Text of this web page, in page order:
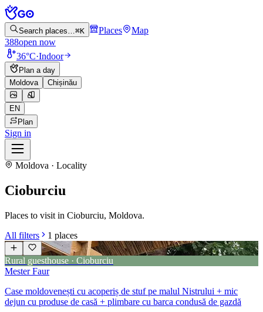
Search places…⌘K Places
Map
388open now
36°C·Indoor
Plan a day
Moldova
Chișinău
EN
Plan
Sign in
Moldova · Locality
Cioburciu
Places to visit in Cioburciu, Moldova.
All filters
1 places
Rural guesthouse · Cioburciu
Mester Faur
Case moldovenești cu acoperiș de stuf pe malul Nistrului + mic
dejun cu produse de casă + plimbare cu barca condusă de gazdă